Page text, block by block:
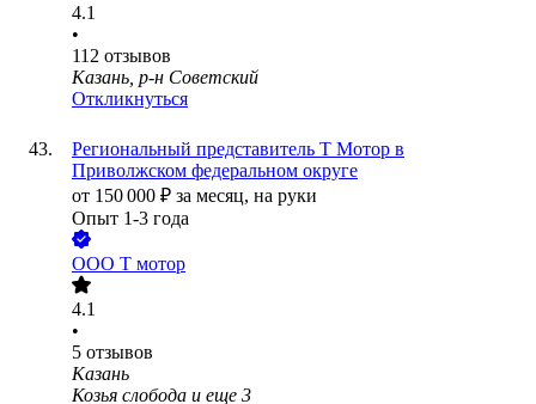
4.1
•
112 отзывов
Казань, р-н Советский
Откликнуться
Региональный представитель Т Мотор в
Приволжском федеральном округе
от 150 000 ₽ за месяц, на руки
Опыт 1-3 года
ООО Т мотор
4.1
•
5 отзывов
Казань
Козья слобода и еще 3